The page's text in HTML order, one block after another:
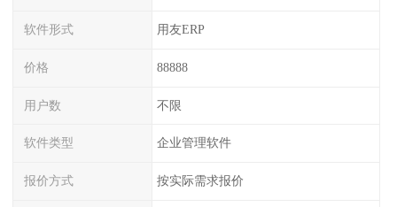
软件形式 用友ERP
价格 88888
用户数 不限
软件类型 企业管理软件
报价方式 按实际需求报价